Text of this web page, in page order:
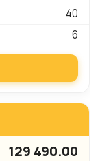
40
6
129 490.00